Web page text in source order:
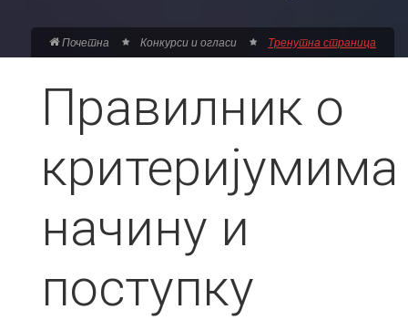
Почетна Конкурси и огласи Тренутна страница
Правилник о
критеријумима,
начину и
поступку